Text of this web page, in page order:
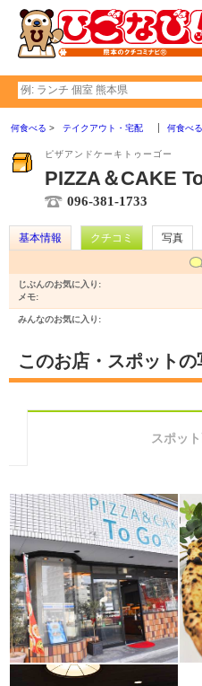
何食べる テイクアウト・宅配 何食べる
ピザアンドケーキトゥーゴー
PIZZA＆CAKE
096-381-1733
基本情報 クチコミ 写真
じぶんのお気に入り:
メモ:
みんなのお気に入り:
このお店・スポットの
スポッ